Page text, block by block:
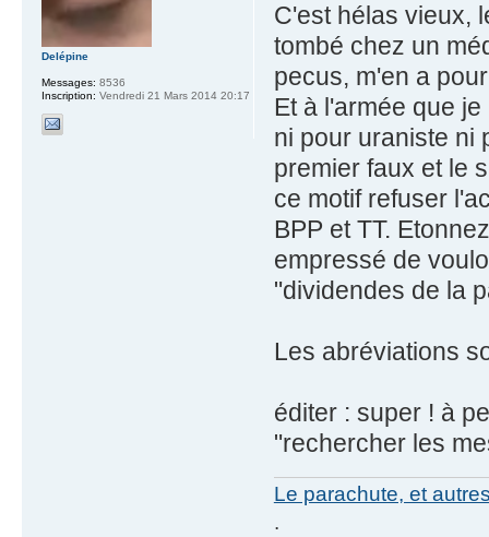
C'est hélas vieux,
tombé chez un
pecus, m'en a
Et à l'armée que
ni pour uraniste ni
premier faux et le
ce motif refuser
BPP et TT.
empressé de
"dividendes de la
Les abréviations
éditer : super ! à
"rechercher les
Le parachute, et
.
Delépine
Messages: 8536
Inscription: Vendredi 21 Mars 2014 20:17